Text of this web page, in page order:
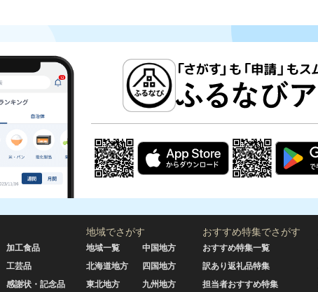
加工食品
工芸品
感謝状・記念品
地域でさがす
地域一覧
北海道地方
東北地方
中国地方
四国地方
九州地方
おすすめ特集でさがす
おすすめ特集一覧
訳あり返礼品特集
担当者おすすめ特集